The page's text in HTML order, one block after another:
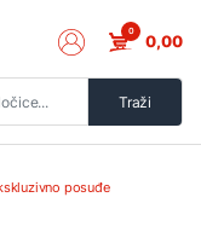
Traži
0 0,00
posuđe